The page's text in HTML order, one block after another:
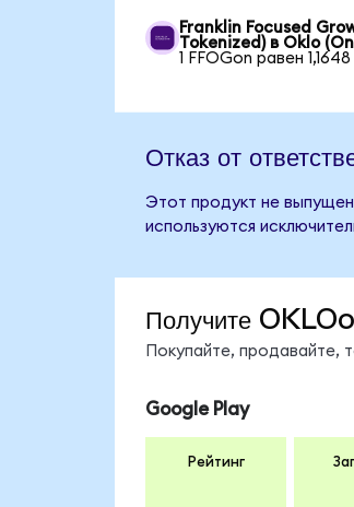
Franklin Focused
Tokenized) в Oklo
1 FFOGon равен
Отказ от
Этот продукт не
используются
Получите
Покупайте, продавайте,
Google Play
Рейтинг